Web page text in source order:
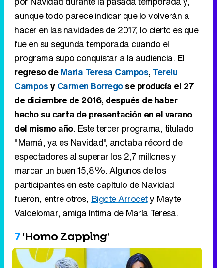
aunque todo parece indicar que lo volverán a
hacer en las navidades de 2017, lo cierto es que
fue en su segunda temporada cuando el
programa supo conquistar a la audiencia. El
regreso deMaría Teresa Campos, Terelu
CamposyCarmen Borregose producía el 27
de diciembre de 2016, después de haber
hecho su carta de presentación en el verano
del mismo año. Este tercer programa, titulado
"Mamá, ya es Navidad", anotaba récord de
espectadores al superar los 2,7 millones y
marcar un buen 15,8%. Algunos de los
participantes en este capítulo de Navidad
fueron, entre otros, Bigote Arrocety Mayte
Valdelomar, amiga íntima de María Teresa.
7'Homo Zapping'